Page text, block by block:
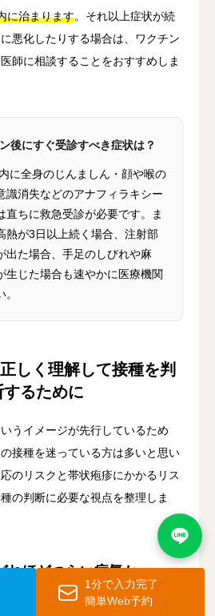
に治まります。それ以上症状が続
悪化したりする場合は、ワクチン
師に相談することをおすすめしま
後にすぐ受診すべき症状は？
に全身のじんましん・顔や喉の
識消失などのアナフィラキシー
直ちに救急受診が必要です。ま
熱が3日以上続く場合、注射部
出た場合、手足のしびれや麻
生じた場合も速やかに医療機関
しく理解して接種を判
するために
うイメージが先行しているため
接種を迷っている方は多いと思い
のリスクと帯状疱疹にかかるリス
の判断に必要な視点を整理しま
れほどつらい病気か
していた水痘ウイルスが免疫力の
1分で入力完了
簡単Web予約